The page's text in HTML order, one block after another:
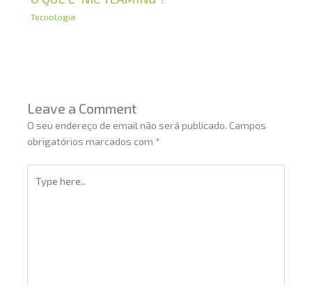
Tecnologia
Leave a Comment
O seu endereço de email não será publicado. Campos
obrigatórios marcados com*
here..